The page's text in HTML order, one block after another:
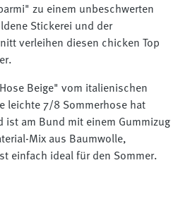
zu einem unbeschwerten
Stickerei und der
verleihen diesen chicken Top
Beige" vom italienischen
leichte 7/8 Sommerhose hat
ist am Bund mit einem Gummizug
Mix aus Baumwolle,
einfach ideal für den Sommer.